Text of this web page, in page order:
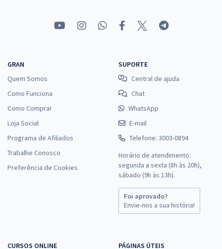
GRAN
Quem Somos
Como Funciona
Como Comprar
Loja Social
Programa de Afiliados
Trabalhe Conosco
Preferência de Cookies
SUPORTE
Central de ajuda
Chat
WhatsApp
E-mail
Telefone: 3003-0894
Horário de atendimento:
segunda a sexta (8h às 20h),
sábado (9h às 13h).
Foi aprovado?
Envie-nos a sua história!
CURSOS ONLINE PÁGINAS ÚTEIS